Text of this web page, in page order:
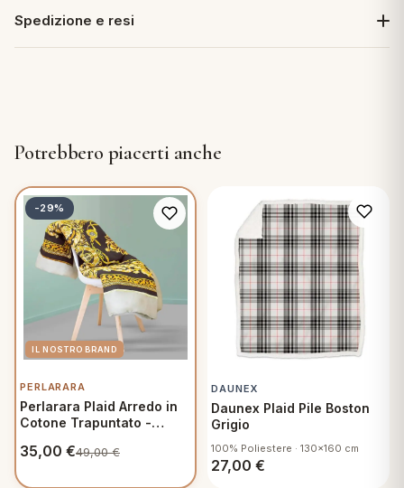
Spedizione e resi
Potrebbero piacerti anche
-29%
PERLARARA
Perlarara Plaid Arredo in
Cotone Trapuntato -
35,00 €49,00€
DAUNEX
Daunex Plaid Pile Boston
Grigio
100% Poliestere · 130x160 cm
27,00 €